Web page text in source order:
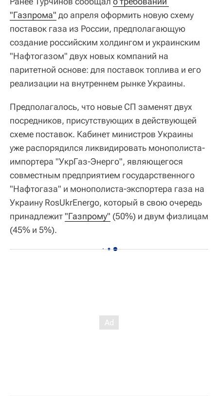
"Газпрома" до апреля оформить новую схему
поставок газа из России, предполагающую
создание российским холдингом и украинским
"Нафтогазом" двух новых компаний на
паритетной основе: для поставок топлива и его
реализации на внутреннем рынке Украины.
Предполагалось, что новые СП заменят двух
посредников, присутствующих в действующей
схеме поставок. Кабинет министров Украины
уже распорядился ликвидировать монополиста-
импортера "УкрГаз-Энерго", являющегося
совместным предприятием государственного
"Нафтогаза" и монополиста-экспортера газа на
Украину RosUkrEnergo, который в свою очередь
принадлежит"Газпрому" (50%) и двум физлицам
(45% и 5%).